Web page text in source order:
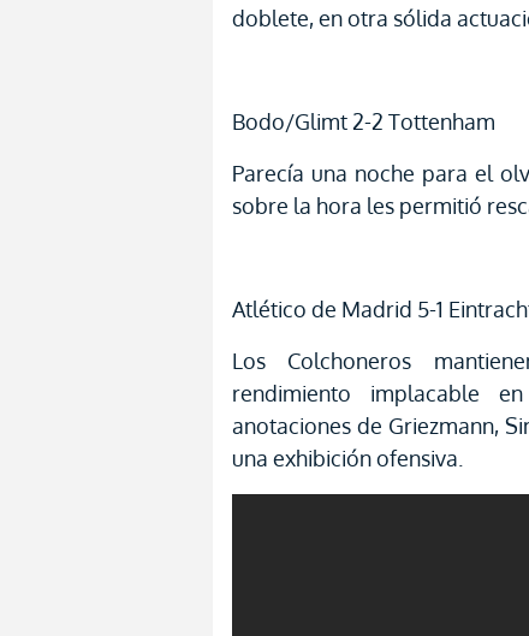
doblete, en otra sólida
Bodo/Glimt 2-2 Tottenham
Parecía una noche para el
sobre la hora les permitió
Atlético de Madrid 5-1
Los Colchoneros
rendimiento implacable
anotaciones de Griezmann,
una exhibición ofensiva.